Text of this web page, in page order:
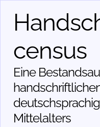
census
Eine
Mittelalters